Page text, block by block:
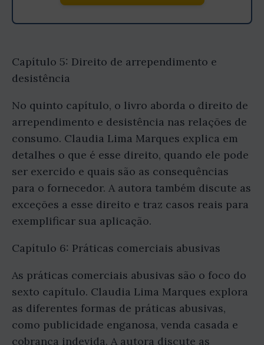
Capítulo 5: Direito de arrependimento e
desistência
No quinto capítulo, o livro aborda o direito de
arrependimento e desistência nas relações de
consumo. Claudia Lima Marques explica em
detalhes o que é esse direito, quando ele pode
ser exercido e quais são as consequências
para o fornecedor. A autora também discute as
exceções a esse direito e traz casos reais para
exemplificar sua aplicação.
Capítulo 6: Práticas comerciais abusivas
As práticas comerciais abusivas são o foco do
sexto capítulo. Claudia Lima Marques explora
as diferentes formas de práticas abusivas,
como publicidade enganosa, venda casada e
cobrança indevida. A autora discute as